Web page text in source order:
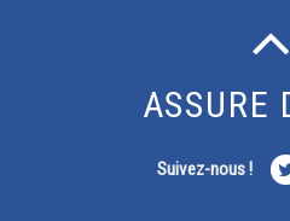
ASSURE
Suivez-nous !